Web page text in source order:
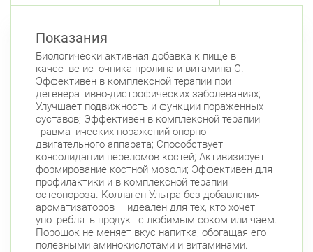
Показания
Биологически активная добавка к пище в
качестве источника пролина и витамина С.
Эффективен в комплексной терапии при
дегенеративно-дистрофических заболеваниях;
Улучшает подвижность и функции пораженных
суставов; Эффективен в комплексной терапии
травматических поражений опорно-
двигательного аппарата; Способствует
консолидации переломов костей; Активизирует
формирование костной мозоли; Эффективен для
профилактики и в комплексной терапии
остеопороза. Коллаген Ультра без добавления
ароматизаторов – идеален для тех, кто хочет
употреблять продукт с любимым соком или чаем.
Порошок не меняет вкус напитка, обогащая его
полезными аминокислотами и витаминами.